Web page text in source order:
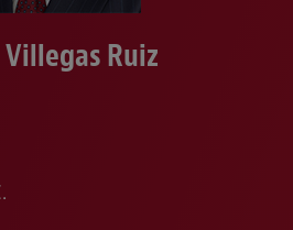
Villegas Ruiz